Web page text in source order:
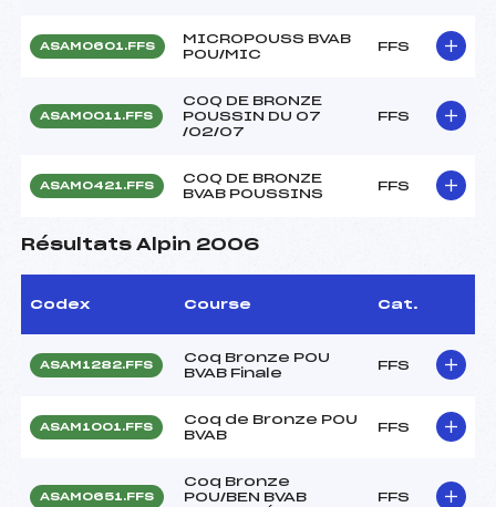
ASAM0601.FFS
MICROPOUSS BVAB
POU/MIC
FFS
ASAM0011.FFS
COQ DE BRONZE
POUSSIN DU 07
/02/07
FFS
ASAM0421.FFS
COQ DE BRONZE
BVAB POUSSINS
FFS
Résultats Alpin 2006
Codex Course Cat.
ASAM1282.FFS
Coq Bronze POU
BVAB Finale
FFS
ASAM1001.FFS
Coq de Bronze POU
BVAB
FFS
ASAM0651.FFS
Coq Bronze
POU/BEN BVAB
FFS